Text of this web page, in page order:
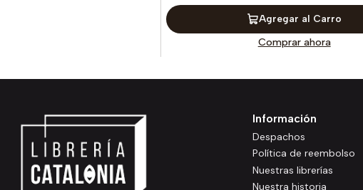
Agregar al Carro
Comprar ahora
Información
Despachos
Política de reembolso
Nuestras librerías
Nuestra historia